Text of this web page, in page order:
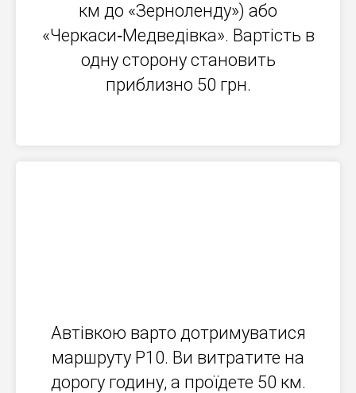
км до «Зерноленду») або
«Черкаси‐Медведівка». Вартість в
одну сторону становить
приблизно 50 грн.
Автівкою варто дотримуватися
маршруту Р10. Ви витратите на
дорогу годину, а проїдете 50 км.